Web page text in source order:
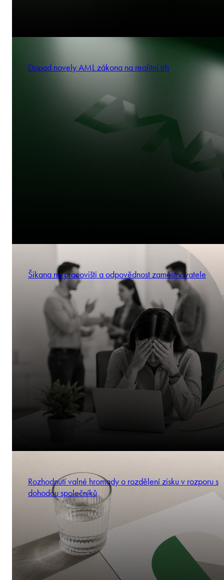
Dopad novely AML zákona na realitní trh
Šikana na pracovišti a odpovědnost zaměstnavatele
Rozhodnutí valné hromady o rozdělení zisku v rozporu s
dohodou společníků